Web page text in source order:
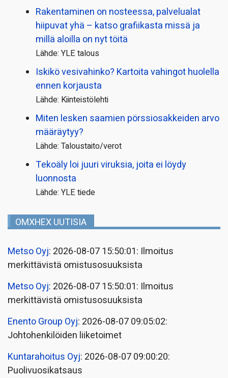
Rakentaminen on nosteessa, palvelualat
hiipuvat yhä – katso grafiikasta missä ja
millä aloilla on nyt töitä
Lähde: YLE talous
Iskikö vesivahinko? Kartoita vahingot huolella
ennen korjausta
Lähde: Kiinteistölehti
Miten lesken saamien pörssi­osakkeiden arvo
määräytyy?
Lähde: Taloustaito/verot
Tekoäly loi juuri viruksia, joita ei löydy
luonnosta
Lähde: YLE tiede
OMXHEX UUTISIA
Metso Oyj: 2026-08-07 15:50:01: Ilmoitus
merkittävistä omistusosuuksista
Metso Oyj: 2026-08-07 15:50:01: Ilmoitus
merkittävistä omistusosuuksista
Enento Group Oyj: 2026-08-07 09:05:02:
Johtohenkilöiden liiketoimet
Kuntarahoitus Oyj: 2026-08-07 09:00:20:
Puolivuosikatsaus